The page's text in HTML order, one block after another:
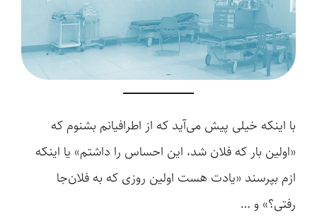
با اینکه خیلی پیش می‌آید که از اطرافیانم بشنوم که
«اولین بار که فلان شد، این احساس را داشتم» یا اینکه
ازم بپرسند «یادت هست اولین روزی که به فلان‌جا
رفتی؟» و …